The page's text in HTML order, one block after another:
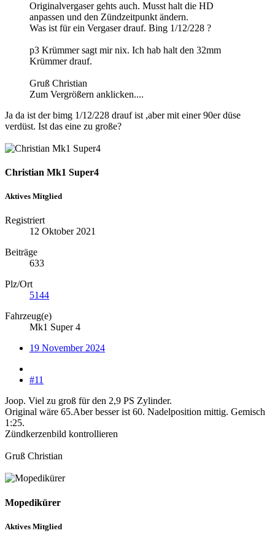
Originalvergaser gehts auch. Musst halt die HD
anpassen und den Zündzeitpunkt ändern.
Was ist für ein Vergaser drauf. Bing 1/12/228 ?
p3 Krümmer sagt mir nix. Ich hab halt den 32mm
Krümmer drauf.
Gruß Christian
Zum Vergrößern anklicken....
Ja da ist der bimg 1/12/228 drauf ist ,aber mit einer 90er düse
verdüst. Ist das eine zu große?
Christian Mk1 Super4
Aktives Mitglied
Registriert
12 Oktober 2021
Beiträge
633
Plz/Ort
5144
Fahrzeug(e)
Mk1 Super 4
19 November 2024
#11
Joop. Viel zu groß für den 2,9 PS Zylinder.
Original wäre 65.Aber besser ist 60. Nadelposition mittig. Gemisch
1:25.
Zündkerzenbild kontrollieren
Gruß Christian
Mopedikürer
Aktives Mitglied